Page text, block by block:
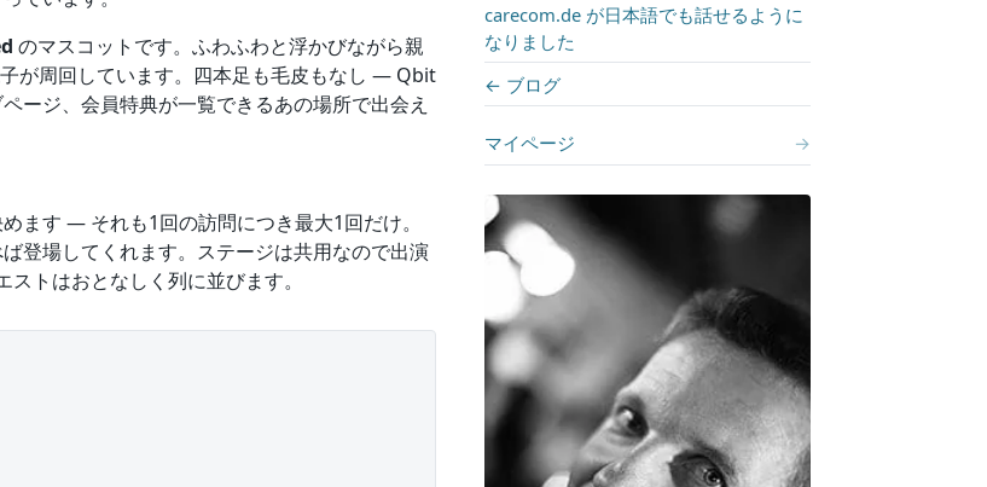
のマスコットです。ふわふわと浮かびながら親
が周回しています。四本足も毛皮もなし — Qbit
ージ、会員特典が一覧できるあの場所で出会え
ます — それも1回の訪問につき最大1回だけ。
登場してくれます。ステージは共用なので出演
トはおとなしく列に並びます。
carecom.de が日本語でも話せるように
なりました
← ブログ
マイページ →